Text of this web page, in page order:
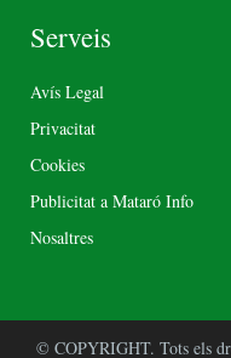
Serveis
Avís Legal
Privacitat
Cookies
Publicitat a Mataró Info
Nosaltres
© COPYRIGHT. Tots els